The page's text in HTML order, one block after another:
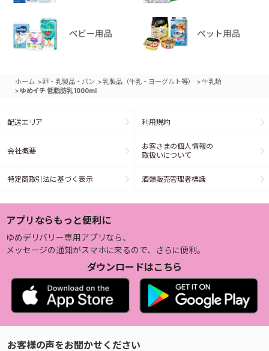
ホーム >卵・乳製品・パン >乳製品（牛乳・ヨーグルト等） >牛乳類
> ゆめイチ 低脂肪乳 1000ml
配送エリア 利用規約
会社概要
お客さまの個人情報の
取扱いについて
特定商取引法に基づく表示 酒類販売管理者標識
アプリならもっと便利に
ゆめデリバリー専用アプリなら、
メッセージの通知がスマホに来るので、さらに便利。
ダウンロードはこちら
お客様の声をお聞かせください